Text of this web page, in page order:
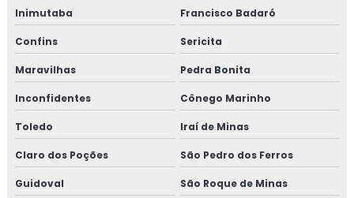
Inimutaba Francisco Badaró
Confins Sericita
Maravilhas Pedra Bonita
Inconfidentes Cônego Marinho
Toledo Iraí de Minas
Claro dos Poções São Pedro dos Ferros
Guidoval São Roque de Minas